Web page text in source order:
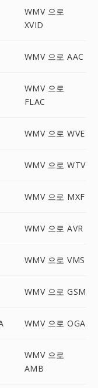
WMV 으로
XVID
WMV 으로 AAC
WMV 으로
FLAC
WMV 으로 WVE
WMV 으로 WTV
WMV 으로 MXF
WMV 으로 AVR
WMV 으로 VMS
WMV 으로 GSM
WMV 으로 OGA
WMV 으로
AMB